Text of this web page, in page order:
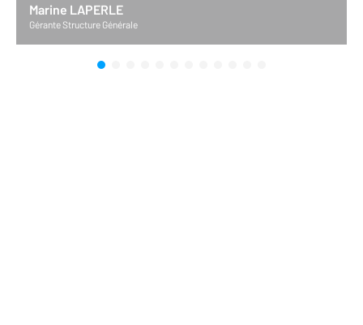
Marine LAPERLE
Gérante Structure Générale